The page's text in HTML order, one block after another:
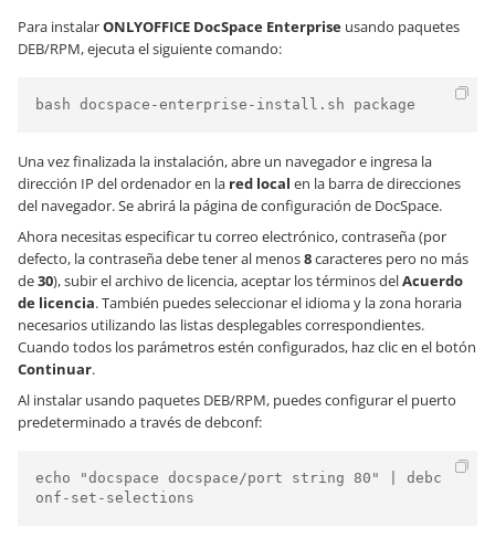
Para instalarONLYOFFICE DocSpace Enterprise usando paquetes
DEB/RPM, ejecuta el siguiente comando:
bash docspace-enterprise-install.sh package
Una vez finalizada la instalación, abre un navegador e ingresa la
dirección IP del ordenador en la red local en la barra de direcciones
del navegador. Se abrirá la página de configuración de DocSpace.
Ahora necesitas especificar tu correo electrónico, contraseña (por
defecto, la contraseña debe tener al menos8caracteres pero no más
de30), subir el archivo de licencia, aceptar los términos delAcuerdo
de licencia. También puedes seleccionar el idioma y la zona horaria
necesarios utilizando las listas desplegables correspondientes.
Cuando todos los parámetros estén configurados, haz clic en el botón
Continuar.
Al instalar usando paquetes DEB/RPM, puedes configurar el puerto
predeterminado a través de debconf:
echo "docspace docspace/port string 80" | debc
onf-set-selections